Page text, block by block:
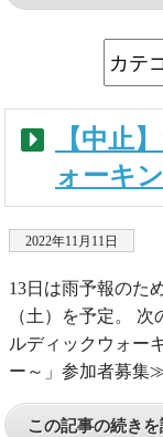
【中止
ォーキ
2022年11月11日
13日は雨予報のた
（土）を予定。
ルディックウォー
ー～」参加者募集
この記事の続き